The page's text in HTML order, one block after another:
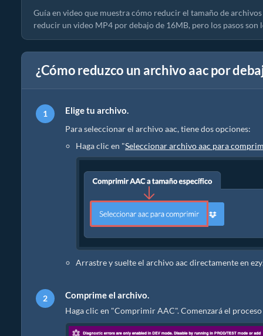
Guía en video que muestra cómo reducir el tamaño de
reducir un video MP4 por debajo de 16MB, pero los pasos
¿Cómo reduzco un archivo aac por
Elige tu archivo.
Para seleccionar el archivo aac, tiene dos opciones:
Haga clic en "Seleccionar archivo aac para
Arrastre y suelte el archivo aac directamente en
Comprime el archivo.
Haga clic en "Comprimir AAC". Comenzará el